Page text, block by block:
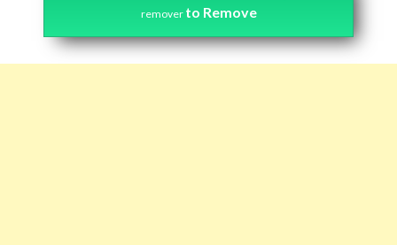
remover to Remove